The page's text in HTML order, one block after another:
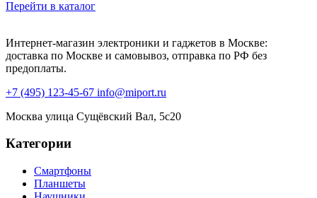
Перейти в каталог
Интернет-магазин электроники и гаджетов в Москве:
доставка по Москве и самовывоз, отправка по РФ без
предоплаты.
+7 (495) 123-45-67 info@miport.ru
Москва улица Сущёвский Вал, 5с20
Категории
Смартфоны
Планшеты